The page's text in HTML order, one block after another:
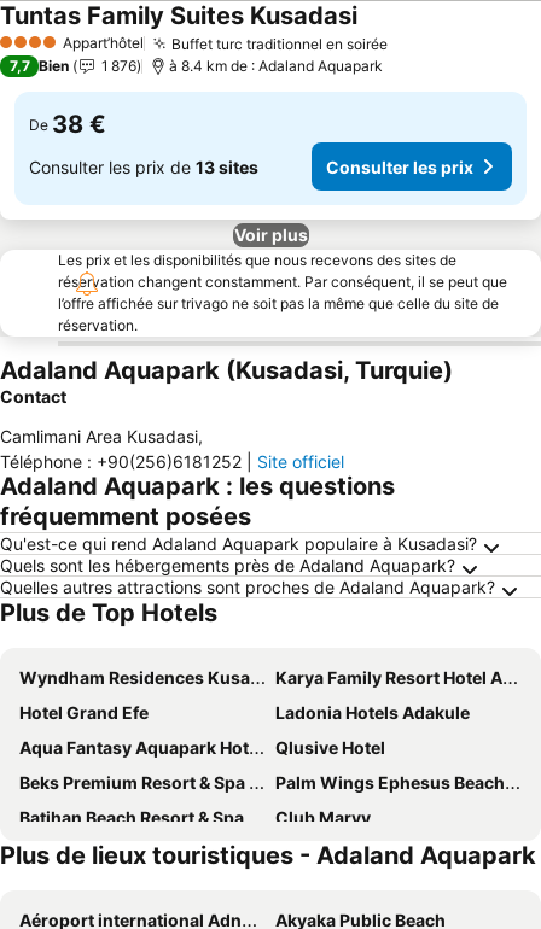
4 Étoiles Appart’hôtel Buffet turc traditionnel en soirée
Tuntas Family Suites Kusadasi
7,7 Bien 1 876 à 8.4 km de : Adaland Aquapark
De 38 €
Consulter les prix de 13 sites Consulter les prix
Voir plus
Les prix et les disponibilités que nous recevons des sites de
réservation changent constamment. Par conséquent, il se peut que
l’offre affichée sur trivago ne soit pas la même que celle du site de
réservation.
Adaland Aquapark (Kusadasi, Turquie)
Contact
Camlimani Area Kusadasi,
Téléphone : +90(256)6181252 Site officiel
Adaland Aquapark : les questions
fréquemment posées
Qu'est-ce qui rend Adaland Aquapark populaire à Kusadasi?
Quels sont les hébergements près de Adaland Aquapark?
Quelles autres attractions sont proches de Adaland Aquapark?
Plus de Top Hotels
Wyndham Residences Kusadasi Golf & Spa
Karya Family Resort Hotel All Inclusive
Hotel Grand Efe
Ladonia Hotels Adakule
Aqua Fantasy Aquapark Hotel & Spa - Ultra All Inclusive
Qlusive Hotel
Beks Premium Resort & Spa Hotel
Palm Wings Ephesus Beach Resort
Batihan Beach Resort & Spa
Club Marvy
Omer Holiday Resort - All Inclusive
Grand Belish Hotel
Labranda Ephesus Princess
My Aegean Star Hotel
Plus de lieux touristiques - Adaland Aquapark
Aéroport international Adnan-Menderes
Akyaka Public Beach